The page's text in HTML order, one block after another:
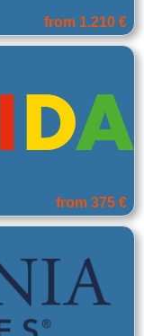
from 1.210 €
from 375 €